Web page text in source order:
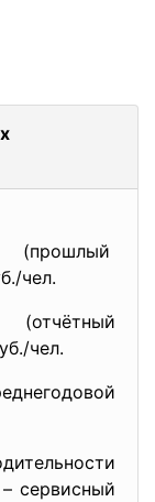
(прошлый
чел.
чел.
сервисный